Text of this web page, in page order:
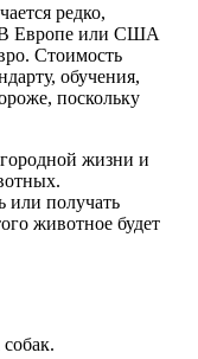
редко,
В Европе или США
Стоимость
обучения,
поскольку
жизни и
или получать
животное будет